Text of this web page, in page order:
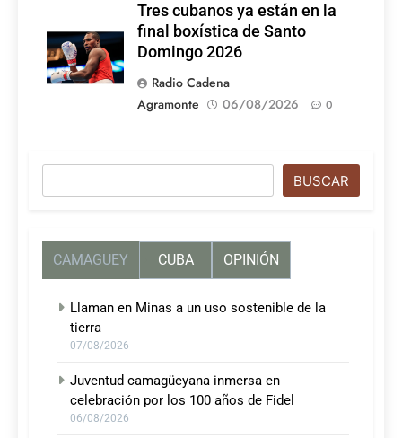
Tres cubanos ya están en la
final boxística de Santo
Domingo 2026
Radio Cadena
Agramonte
06/08/2026 0
BUSCAR
CAMAGUEY CUBA OPINIÓN
Llaman en Minas a un uso sostenible de la
tierra
07/08/2026
Juventud camagüeyana inmersa en
celebración por los 100 años de Fidel
06/08/2026